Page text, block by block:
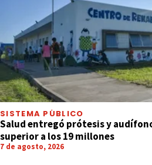
SISTEMA PÚBLICO
Salud entregó prótesis y
superior a los 19 millones
7 de agosto, 2026